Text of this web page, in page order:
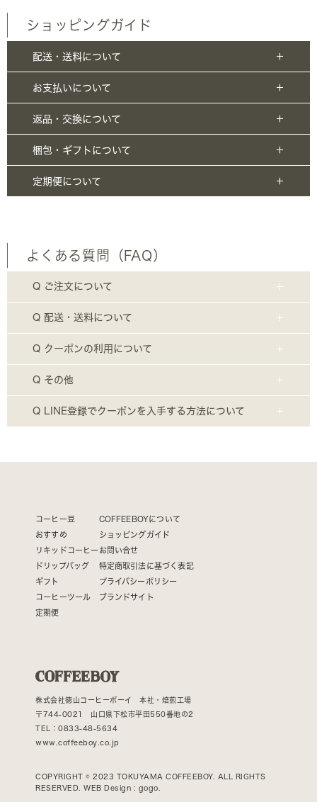
ショッピングガイド
配送・送料について
お支払いについて
返品・交換について
梱包・ギフトについて
定期便について
よくある質問（FAQ）
Q ご注文について
Q 配送・送料について
Q クーポンの利用について
Q その他
Q LINE登録でクーポンを入手する方法について
コーヒー豆
おすすめ
リキッドコーヒー
ドリップバッグ
ギフト
コーヒーツール
定期便
COFFEEBOYについて
ショッピングガイド
お問い合せ
特定商取引法に基づく表記
プライバシーポリシー
ブランドサイト
株式会社徳山コーヒーボーイ 本社・焙煎工場
〒744-0021 山口県下松市平田550番地の2
TEL：0833-48-5634
www.coffeeboy.co.jp
COPYRIGHT © 2023 TOKUYAMA COFFEEBOY. ALL RIGHTS
RESERVED. WEB Design : gogo.